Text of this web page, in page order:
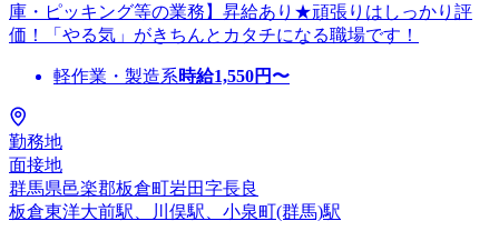
庫・ピッキング等の業務】昇給あり★頑張りはしっかり評
価！「やる気」がきちんとカタチになる職場です！
軽作業・製造系時給1,550円〜
勤務地
面接地
群馬県邑楽郡板倉町岩田字長良
板倉東洋大前駅、川俣駅、小泉町(群馬)駅